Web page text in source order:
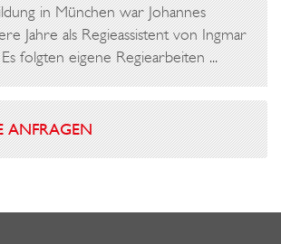
in München war Johannes
Jahre als Regieassistent von Ingmar
folgten eigene Regiearbeiten ...
ANFRAGEN